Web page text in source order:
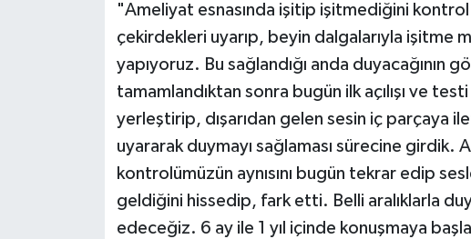
"Ameliyat esnasında işitip işitmediğini
çekirdekleri uyarıp, beyin dalgalarıyla işitme
yapıyoruz. Bu sağlandığı anda duyacağının
tamamlandıktan sonra bugün ilk açılışı ve
yerleştirip, dışarıdan gelen sesin iç parçaya
uyararak duymayı sağlaması sürecine girdik.
kontrolümüzün aynısını bugün tekrar edip
geldiğini hissedip, fark etti. Belli aralıklarla
edeceğiz. 6 ay ile 1 yıl içinde konuşmaya